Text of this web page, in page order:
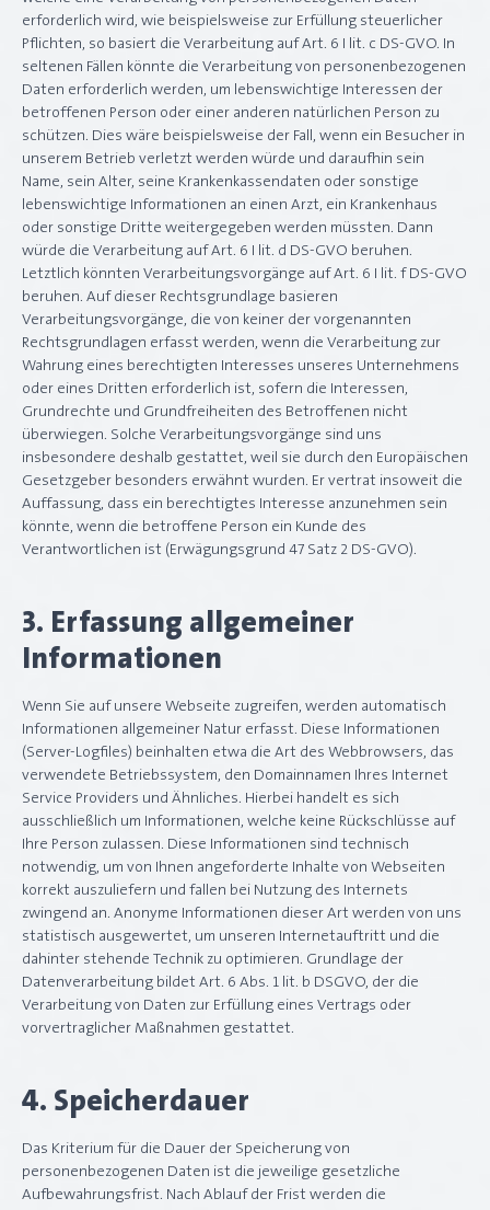
erforderlich wird, wie beispielsweise zur Erfüllung steuerlicher
Pflichten, so basiert die Verarbeitung auf Art. 6 I lit. c DS-GVO. In
seltenen Fällen könnte die Verarbeitung von personenbezogenen
Daten erforderlich werden, um lebenswichtige Interessen der
betroffenen Person oder einer anderen natürlichen Person zu
schützen. Dies wäre beispielsweise der Fall, wenn ein Besucher in
unserem Betrieb verletzt werden würde und daraufhin sein
Name, sein Alter, seine Krankenkassendaten oder sonstige
lebenswichtige Informationen an einen Arzt, ein Krankenhaus
oder sonstige Dritte weitergegeben werden müssten. Dann
würde die Verarbeitung auf Art. 6 I lit. d DS-GVO beruhen.
Letztlich könnten Verarbeitungsvorgänge auf Art. 6 I lit. f DS-GVO
beruhen. Auf dieser Rechtsgrundlage basieren
Verarbeitungsvorgänge, die von keiner der vorgenannten
Rechtsgrundlagen erfasst werden, wenn die Verarbeitung zur
Wahrung eines berechtigten Interesses unseres Unternehmens
oder eines Dritten erforderlich ist, sofern die Interessen,
Grundrechte und Grundfreiheiten des Betroffenen nicht
überwiegen. Solche Verarbeitungsvorgänge sind uns
insbesondere deshalb gestattet, weil sie durch den Europäischen
Gesetzgeber besonders erwähnt wurden. Er vertrat insoweit die
Auffassung, dass ein berechtigtes Interesse anzunehmen sein
könnte, wenn die betroffene Person ein Kunde des
Verantwortlichen ist (Erwägungsgrund 47 Satz 2 DS-GVO).
3. Erfassung allgemeiner
Informationen
Wenn Sie auf unsere Webseite zugreifen, werden automatisch
Informationen allgemeiner Natur erfasst. Diese Informationen
(Server-Logfiles) beinhalten etwa die Art des Webbrowsers, das
verwendete Betriebssystem, den Domainnamen Ihres Internet
Service Providers und Ähnliches. Hierbei handelt es sich
ausschließlich um Informationen, welche keine Rückschlüsse auf
Ihre Person zulassen. Diese Informationen sind technisch
notwendig, um von Ihnen angeforderte Inhalte von Webseiten
korrekt auszuliefern und fallen bei Nutzung des Internets
zwingend an. Anonyme Informationen dieser Art werden von uns
statistisch ausgewertet, um unseren Internetauftritt und die
dahinter stehende Technik zu optimieren. Grundlage der
Datenverarbeitung bildet Art. 6 Abs. 1 lit. b DSGVO, der die
Verarbeitung von Daten zur Erfüllung eines Vertrags oder
vorvertraglicher Maßnahmen gestattet.
4. Speicherdauer
Das Kriterium für die Dauer der Speicherung von
personenbezogenen Daten ist die jeweilige gesetzliche
Aufbewahrungsfrist. Nach Ablauf der Frist werden die